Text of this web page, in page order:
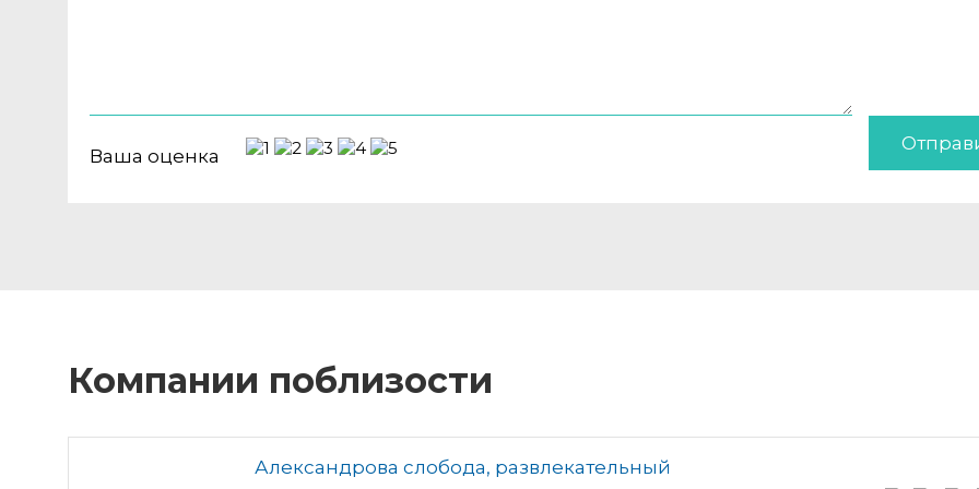
Ваша оценка
Компании поблизости
Александрова слобода, развлекательный